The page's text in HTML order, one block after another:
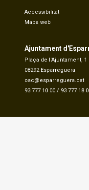
Accessibilitat
Mapa web
Ajuntament
Plaça de l'Ajuntament, 1
08292 Esparreguera
oac@esparreguera.cat
93 777 10 00 / 93 777 18